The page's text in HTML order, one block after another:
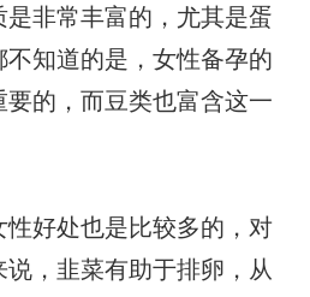
非常丰富的，尤其是蛋
知道的是，女性备孕的
的，而豆类也富含这一
好处也是比较多的，对
，韭菜有助于排卵，从